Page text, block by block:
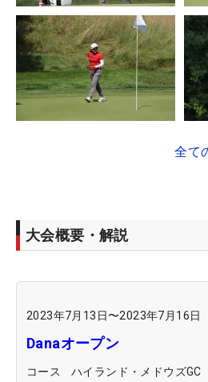
全て
大会概要・解説
2023年7月13日〜2023年7月16日
Danaオープン
コース
ハイランド・メドウズGC